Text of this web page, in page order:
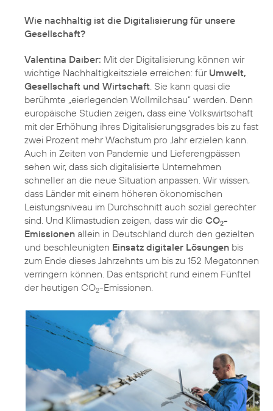
Wie nachhaltig ist die Digitalisierung für unsere
Gesellschaft?
Valentina Daiber: Mit der Digitalisierung können wir
wichtige Nachhaltigkeitsziele erreichen: für Umwelt,
Gesellschaft und Wirtschaft . Sie kann quasi die
berühmte „eierlegenden Wollmilchsau“ werden. Denn
europäische Studien zeigen, dass eine Volkswirtschaft
mit der Erhöhung ihres Digitalisierungsgrades bis zu fast
zwei Prozent mehr Wachstum pro Jahr erzielen kann.
Auch in Zeiten von Pandemie und Lieferengpässen
sehen wir, dass sich digitalisierte Unternehmen
schneller an die neue Situation anpassen. Wir wissen,
dass Länder mit einem höheren ökonomischen
Leistungsniveau im Durchschnitt auch sozial gerechter
sind. Und Klimastudien zeigen, dass wir die CO2-
Emissionen allein in Deutschland durch den gezielten
und beschleunigten Einsatz digitaler Lösungen bis
zum Ende dieses Jahrzehnts um bis zu 152 Megatonnen
verringern können. Das entspricht rund einem Fünftel
der heutigen CO2-Emissionen.